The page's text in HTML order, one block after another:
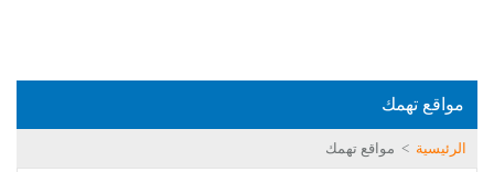
مواقع تهمك
الرئيسية > مواقع تهمك